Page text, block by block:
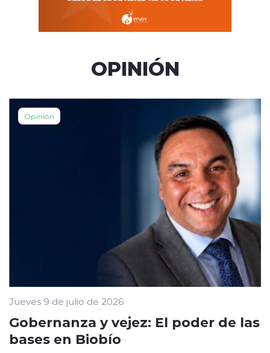
OPINIÓN
Opinión
Jueves 9 de julio de 2026
Gobernanza y vejez: El poder de las
bases en Biobío